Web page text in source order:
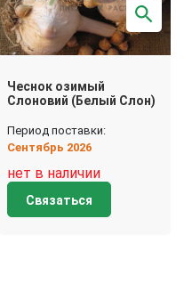
Чеснок озимый
Слоновий (Белый Слон)
Период поставки:
Сентябрь 2026
нет в наличии
Связаться